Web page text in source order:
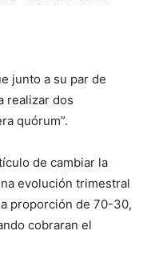
junto a su par de
realizar dos
quórum”.
de cambiar la
evolución trimestral
proporción de 70-30,
cobraran el